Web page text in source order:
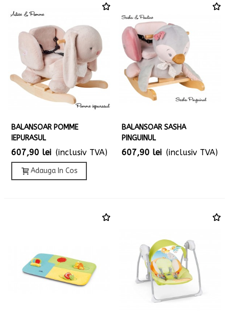
BALANSOAR POMME
IEPURASUL
607,90 lei (inclusiv TVA)
Adauga In Cos
BALANSOAR SASHA
PINGUINUL
607,90 lei (inclusiv TVA)